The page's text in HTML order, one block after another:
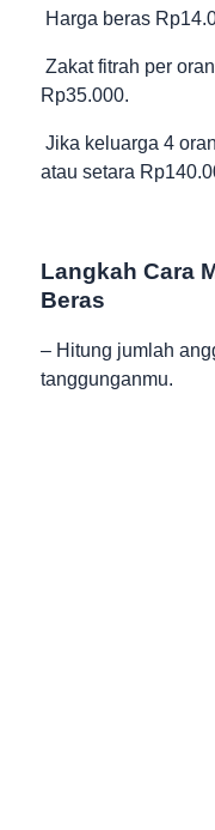
Harga beras
Zakat fitrah per
Rp35.000.
Jika keluarga 4
atau setara
Langkah Cara
Beras
– Hitung jumlah
tanggunganmu.